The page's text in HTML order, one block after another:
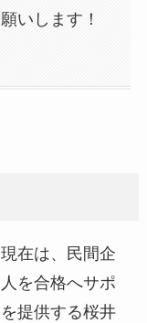
いします！
在は、民間企
を合格へサポ
提供する桜井